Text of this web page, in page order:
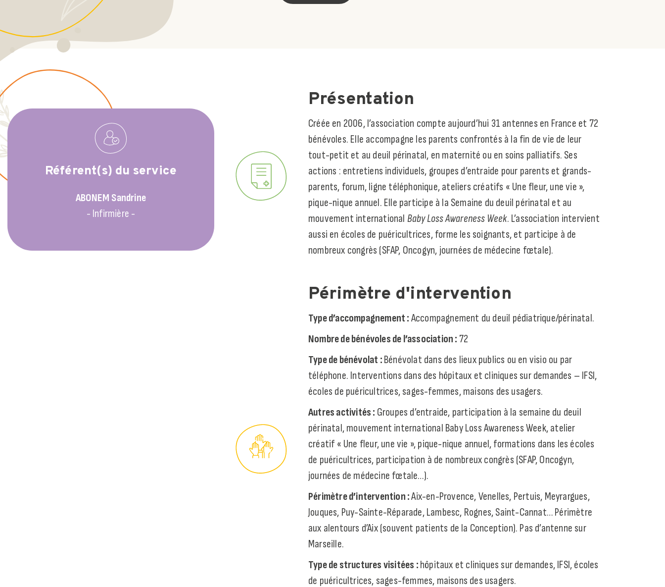
Référent(s) du service
ABONEM Sandrine
- Infirmière -
Présentation
Créée en 2006, l’association compte aujourd’hui 31 antennes en France et 72
bénévoles. Elle accompagne les parents confrontés à la fin de vie de leur
tout-petit et au deuil périnatal, en maternité ou en soins palliatifs. Ses
actions : entretiens individuels, groupes d’entraide pour parents et grands-
parents, forum, ligne téléphonique, ateliers créatifs « Une fleur, une vie »,
pique-nique annuel. Elle participe à la Semaine du deuil périnatal et au
mouvement international Baby Loss Awareness Week. L’association intervient
aussi en écoles de puéricultrices, forme les soignants, et participe à de
nombreux congrès (SFAP, Oncogyn, journées de médecine fœtale).
Périmètre d'intervention
Type d’accompagnement :Accompagnement du deuil pédiatrique/périnatal.
Nombre de bénévoles de l’association : 72
Type de bénévolat :Bénévolat dans des lieux publics ou en visio ou par
téléphone. Interventions dans des hôpitaux et cliniques sur demandes – IFSI,
écoles de puéricultrices, sages-femmes, maisons des usagers.
Autres activités : Groupes d’entraide, participation à la semaine du deuil
périnatal, mouvement international Baby Loss Awareness Week, atelier
créatif « Une fleur, une vie », pique-nique annuel, formations dans les écoles
de puéricultrices, participation à de nombreux congrès (SFAP, Oncogyn,
journées de médecine fœtale…).
Périmètre d’intervention :Aix-en-Provence, Venelles, Pertuis, Meyrargues,
Jouques, Puy-Sainte-Réparade, Lambesc, Rognes, Saint-Cannat… Périmètre
aux alentours d’Aix (souvent patients de la Conception). Pas d’antenne sur
Marseille.
Type de structures visitées :hôpitaux et cliniques sur demandes, IFSI, écoles
de puéricultrices, sages-femmes, maisons des usagers.